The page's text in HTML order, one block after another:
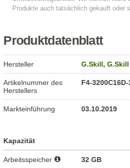
Produktdatenblatt
Hersteller G.Skill,G.Skill
Artikelnummer des
Herstellers
F4-3200C16D-
Markteinführung 03.10.2019
Kapazität
Arbeitsspeicher 32 GB